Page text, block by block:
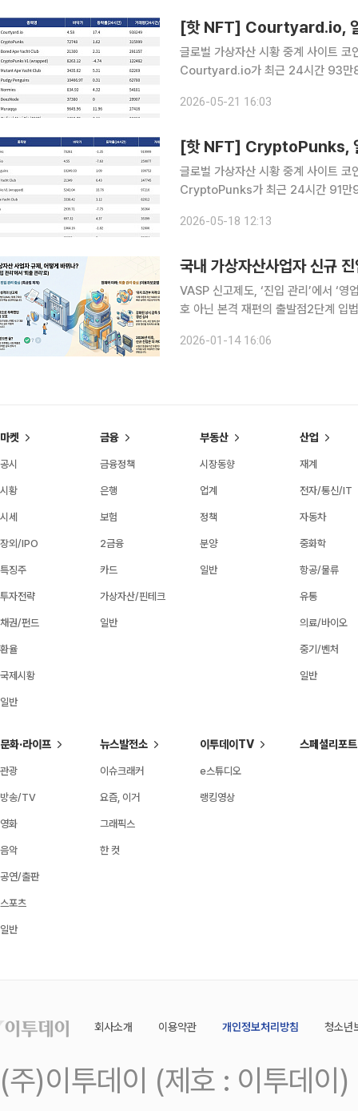
글로벌 가상자산 시황 중계 사이트
Courtyard.io가 최근 24시간 93만
량 31만5999달러를 기록하며 바닥
2026-05-21 16:03
글로벌 가상자산 시황 중계 사이트
CryptoPunks가 최근 24시간 91만
거래량 25만9077달러를 기록하며
2026-05-18 12:13
국내 가상자산사업자 신규
VASP 신고제도, ‘진입 관리’에서 ‘
호 아닌 본격 재편의 출발점2단계 입법
성격이 근본적으로 변화하고 있다. 기
2026-01-14 16:06
마켓
공시
시황
시세
장외/IPO
특징주
투자전략
채권/펀드
환율
국제시황
일반
금융
금융정책
은행
보험
2금융
카드
가상자산/핀테크
일반
부동산
시장동향
업계
정책
분양
일반
산업
재계
전자/통신/IT
자동차
중화학
항공/물류
유통
의료/바이오
중기/벤처
일반
문화·라이프
관광
방송/TV
영화
음악
공연/출판
스포츠
일반
뉴스발전소
이슈크래커
요즘, 이거
그래픽스
한 컷
이투데이TV
e스튜디오
랭킹영상
스페셜리포트
회사소개 이용약관 개인정보처리방침 청소년
(주)이투데이 (제호 : 이투데